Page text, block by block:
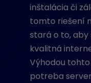
inštalácia či
tomto riešení
stará o to, aby
kvalitná
Výhodou tohto
potreba